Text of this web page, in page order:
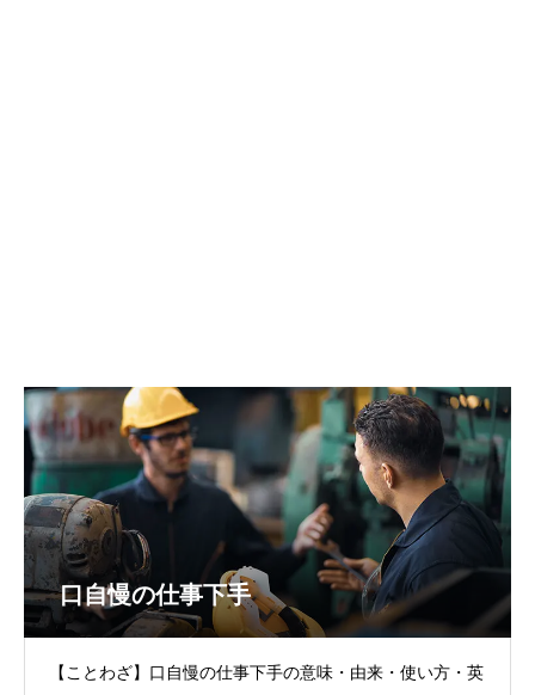
口自慢の仕事下手
【ことわざ】口自慢の仕事下手の意味・由来・使い方・英